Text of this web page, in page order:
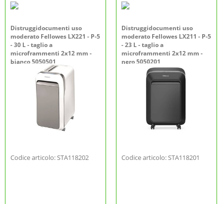
Distruggidocumenti uso
moderato Fellowes LX221 - P-5
- 30 L - taglio a
microframmenti 2x12 mm -
bianco 5050501
Codice articolo: STA118202
Distruggidocumenti uso
moderato Fellowes LX211 - P-5
- 23 L - taglio a
microframmenti 2x12 mm -
nero 5050201
Codice articolo: STA118201